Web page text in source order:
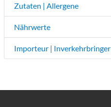
Zutaten | Allergene
Nährwerte
Importeur | Inverkehrbringer